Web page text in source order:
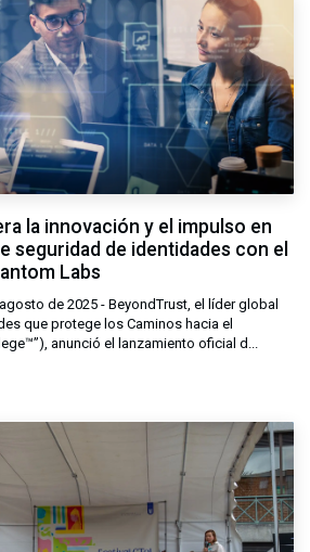
la innovación y el impulso en
seguridad de identidades con el
Labs
de 2025 - BeyondTrust, el líder global
que protege los Caminos hacia el
anunció el lanzamiento oficial d...